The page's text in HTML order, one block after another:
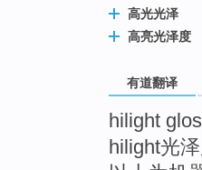
高光光泽
高亮光泽度
有道翻译
hilight
hilight光